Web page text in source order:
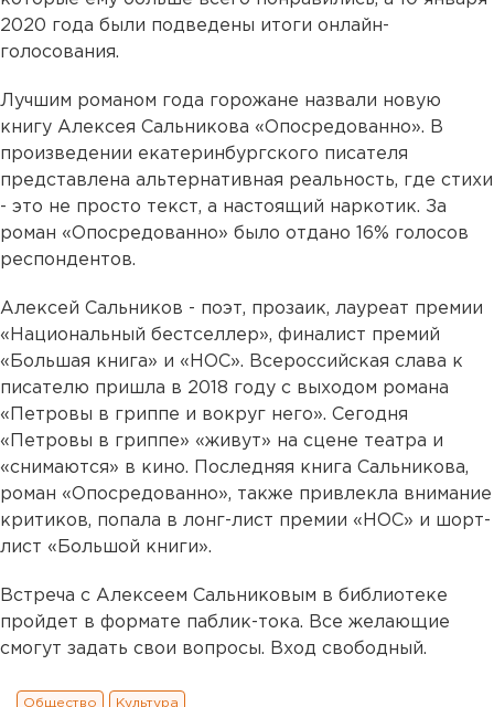
2020 года были подведены итоги онлайн-
голосования.
Лучшим романом года горожане назвали новую
книгу Алексея Сальникова «Опосредованно». В
произведении екатеринбургского писателя
представлена альтернативная реальность, где стихи
- это не просто текст, а настоящий наркотик. За
роман «Опосредованно» было отдано 16% голосов
респондентов.
Алексей Сальников - поэт, прозаик, лауреат премии
«Национальный бестселлер», финалист премий
«Большая книга» и «НОС». Всероссийская слава к
писателю пришла в 2018 году с выходом романа
«Петровы в гриппе и вокруг него». Сегодня
«Петровы в гриппе» «живут» на сцене театра и
«снимаются» в кино. Последняя книга Сальникова,
роман «Опосредованно», также привлекла внимание
критиков, попала в лонг-лист премии «НОС» и шорт-
лист «Большой книги».
Встреча с Алексеем Сальниковым в библиотеке
пройдет в формате паблик-тока. Все желающие
смогут задать свои вопросы. Вход свободный.
Общество Культура